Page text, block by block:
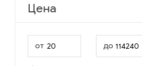
Цена
от до